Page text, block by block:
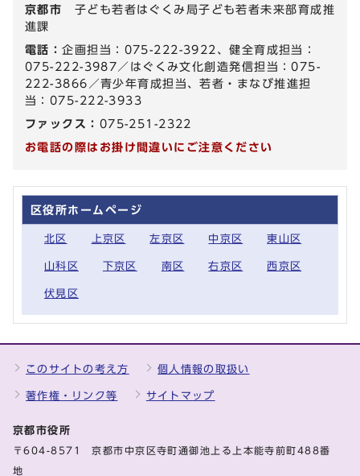
京都市 子ども若者はぐくみ局子ども若者未来部育成推
進課
電話：企画担当：075-222-3922、健全育成担当：
075-222-3987／はぐくみ文化創造発信担当：075-
222-3866／青少年育成担当、若者・まなび推進担
当：075-222-3933
ファックス： 075-251-2322
お電話の際はお掛け間違いにご注意ください
区役所ホームページ
北区 上京区 左京区 中京区 東山区
山科区 下京区 南区 右京区 西京区
伏見区
このサイトの考え方 個人情報の取扱い
著作権・リンク等 サイトマップ
京都市役所
〒604-8571 京都市中京区寺町通御池上る上本能寺前町488番
地